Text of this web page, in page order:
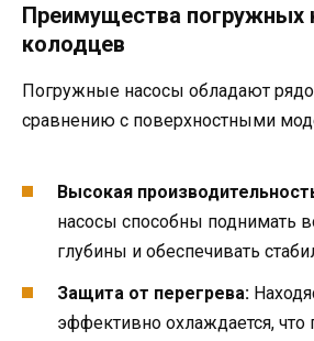
Преимущества погружных
колодцев
Погружные насосы обладают
сравнению с поверхностными
Высокая
насосы способны поднимать
глубины и обеспечивать
Защита от перегрева:
эффективно охлаждается, что